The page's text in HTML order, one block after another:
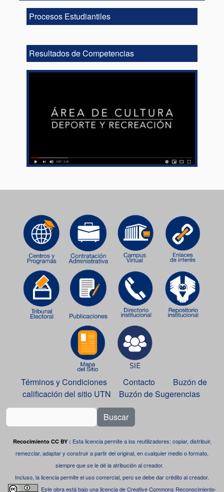
Procesos Estudiantiles
Resultados de Competencias
Términos y Condiciones Contacto
Buzón de
calificación del sitio UTN
Buzón de Sugerencias
Buscar
Recocimiento CC BY : Esta licencia permite a los reutilizadores: copiar, distribuir,
remezclar, adaptar y construir a partir del original, en cualquier medio o formato,
siempre que se le dé la atribución al creador.
Incluso, la licencia permite el uso comercial, pero se debe dar crédito al creador.
Este obra está bajo unalicencia de Creative Commons Reconocimiento-